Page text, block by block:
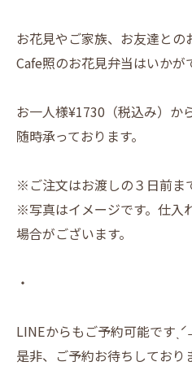
お花見やご家族、お友達との
Cafe照のお花見弁当はいかが
お一人様¥1730（税込み）か
随時承っております。
※ご注文はお渡しの３日前ま
※写真はイメージです。仕入
場合がございます。
・
LINEからもご予約可能ですˎˊ˗
是非、ご予約お待ちしており